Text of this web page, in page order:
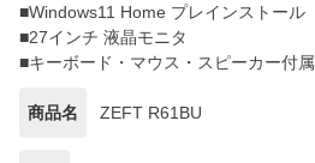
■Windows11 Home プレインストール
■27インチ 液晶モニタ
■キーボード・マウス・スピーカー付属
商品名 ZEFT R61BU